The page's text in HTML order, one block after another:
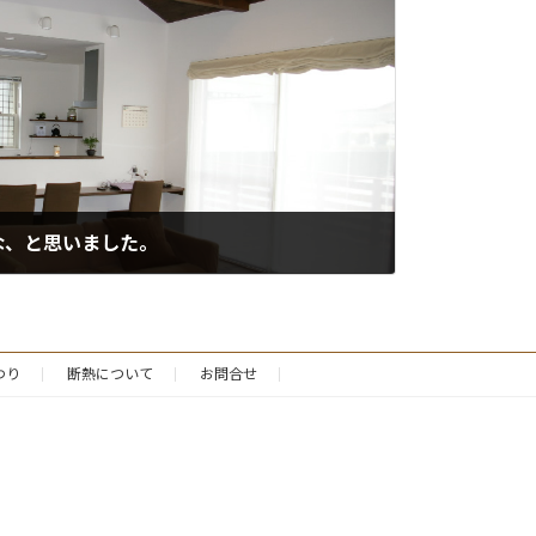
と思いました。
り 断熱について お問合せ